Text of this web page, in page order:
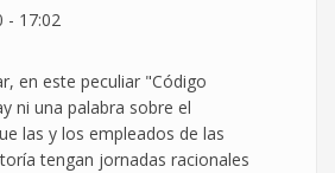
- 17:02
en este peculiar "Código
ni una palabra sobre el
las y los empleados de las
tengan jornadas racionales